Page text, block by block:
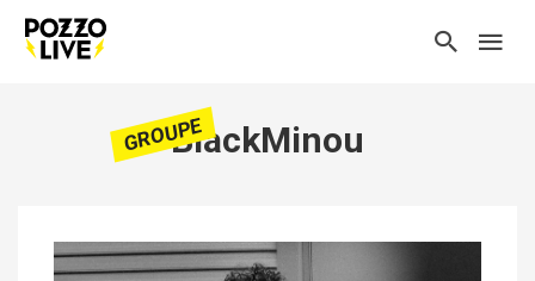
GROUPEBlackMinou